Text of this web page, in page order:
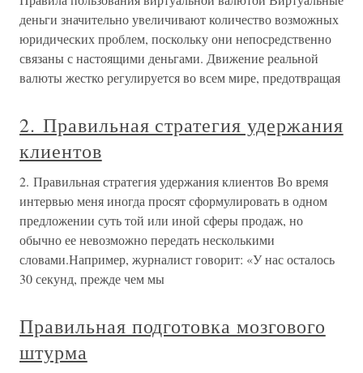
деньги значительно увеличивают количество возможных
юридических проблем, поскольку они непосредственно
связаны с настоящими деньгами. Движение реальной
валюты жестко регулируется во всем мире, предотвращая
2. Правильная стратегия удержания
клиентов
2. Правильная стратегия удержания клиентов Во время
интервью меня иногда просят сформулировать в одном
предложении суть той или иной сферы продаж, но
обычно ее невозможно передать несколькими
словами.Например, журналист говорит: «У нас осталось
30 секунд, прежде чем мы
Правильная подготовка мозгового
штурма